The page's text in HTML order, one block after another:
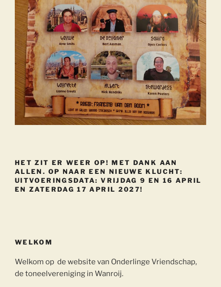
HET ZIT ER WEER OP! MET DANK AAN
ALLEN. OP NAAR EEN NIEUWE KLUCHT:
UITVOERINGSDATA: VRIJDAG 9 EN 16 APRIL
EN ZATERDAG 17 APRIL 2027!
WELKOM
Welkom op de website van Onderlinge Vriendschap,
de toneelvereniging in Wanroij.